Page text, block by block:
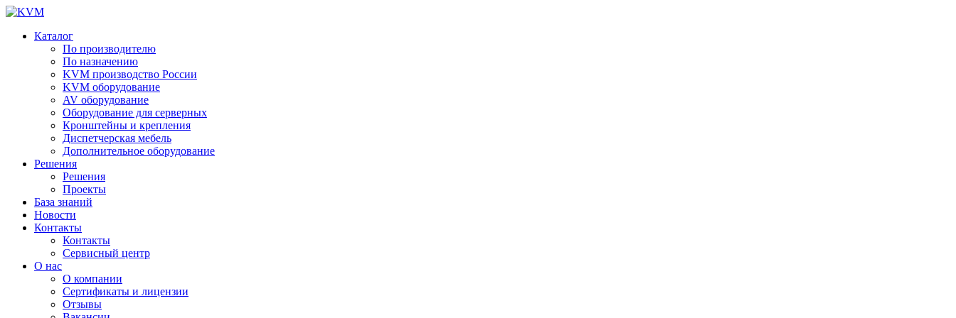
Каталог
По производителю
По назначению
KVM производство России
KVM оборудование
AV оборудование
Оборудование для серверных
Кронштейны и крепления
Диспетчерская мебель
Дополнительное оборудование
Решения
Решения
Проекты
База знаний
Новости
Контакты
Контакты
Сервисный центр
О нас
О компании
Сертификаты и лицензии
Отзывы